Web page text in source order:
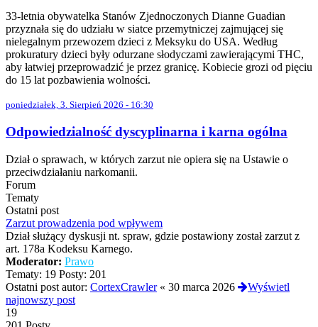
33-letnia obywatelka Stanów Zjednoczonych Dianne Guadian
przyznała się do udziału w siatce przemytniczej zajmującej się
nielegalnym przewozem dzieci z Meksyku do USA. Według
prokuratury dzieci były odurzane słodyczami zawierającymi THC,
aby łatwiej przeprowadzić je przez granicę. Kobiecie grozi od pięciu
do 15 lat pozbawienia wolności.
poniedziałek, 3. Sierpień 2026 - 16:30
Odpowiedzialność dyscyplinarna i karna ogólna
Dział o sprawach, w których zarzut nie opiera się na Ustawie o
przeciwdziałaniu narkomanii.
Forum
Tematy
Ostatni post
Zarzut prowadzenia pod wpływem
Dział służący dyskusji nt. spraw, gdzie postawiony został zarzut z
art. 178a Kodeksu Karnego.
Moderator: Prawo
Tematy: 19 Posty: 201
Ostatni post autor: CortexCrawler« 30 marca 2026
Wyświetl
najnowszy post
19